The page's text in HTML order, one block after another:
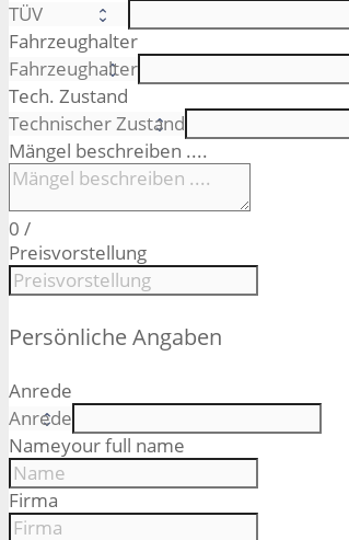
Fahrzeughalter
Tech. Zustand
Mängel beschreiben ....
0 /
Preisvorstellung
Persönliche Angaben
Anrede
Nameyour full name
Firma